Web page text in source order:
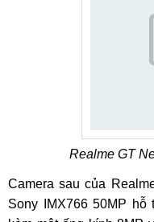
Realme GT
Camera sau của
Sony IMX766 50MP hỗ